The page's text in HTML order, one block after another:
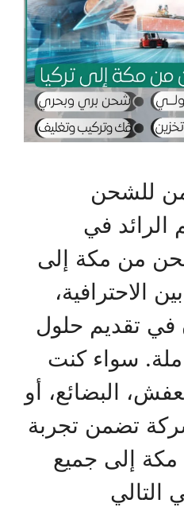
للشحن
الرائد في
من مكة إلى
الاحترافية،
في تقديم حلول
سواء كنت
البضائع، أو
تضمن تجربة
إلى جميع
التالي